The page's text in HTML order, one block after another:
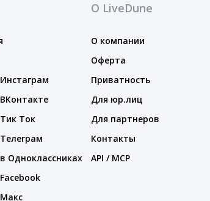
Ток
Одноклассниках
О LiveDune
О компании
Оферта
Приватность
Для юр.лиц
Для партнеров
Контакты
API / MCP